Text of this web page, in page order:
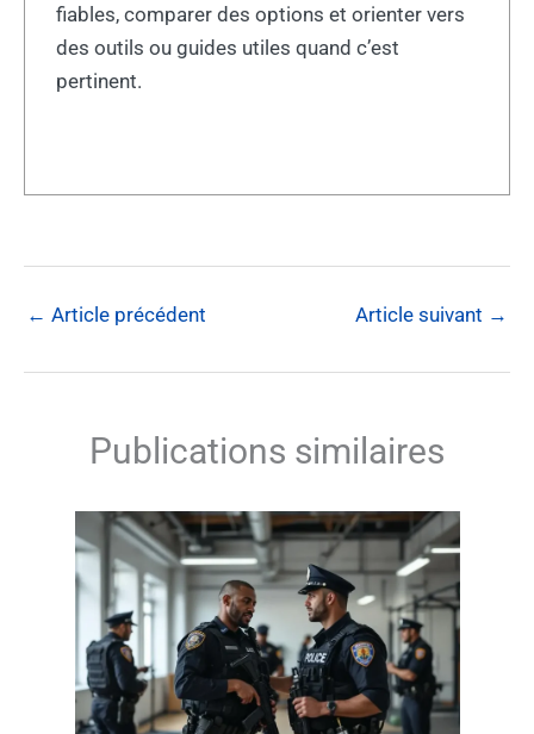
fiables, comparer des options et orienter vers
des outils ou guides utiles quand c’est
pertinent.
← Article précédent Article suivant →
Publications similaires